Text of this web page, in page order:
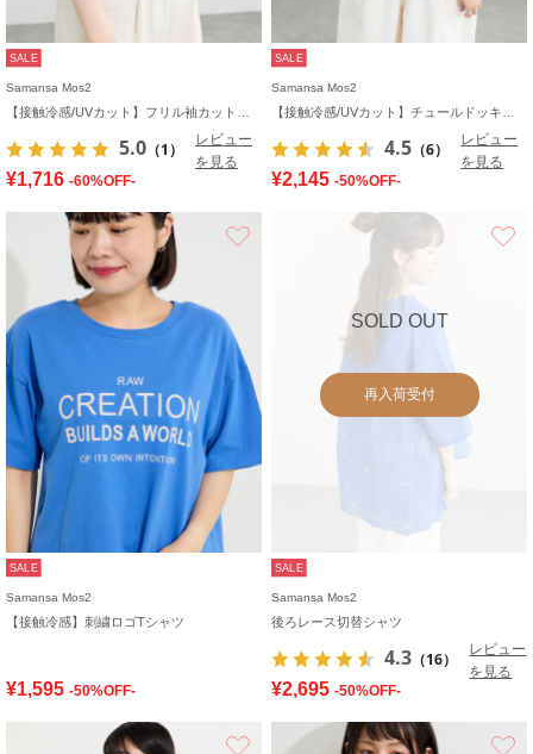
SALE
Samansa Mos2
5.0 （1）
レビュー
を見る
¥1,716 -60%OFF-
SALE
Samansa Mos2
4.5 （6）
レビュー
を見る
¥2,145 -50%OFF-
SALE
Samansa Mos2
【接触冷感】刺繍ロゴTシャツ
¥1,595 -50%OFF-
SOLD OUT
再入荷受付
SALE
Samansa Mos2
後ろレース切替シャツ
4.3 （16）
レビュー
を見る
¥2,695 -50%OFF-
お気に入り